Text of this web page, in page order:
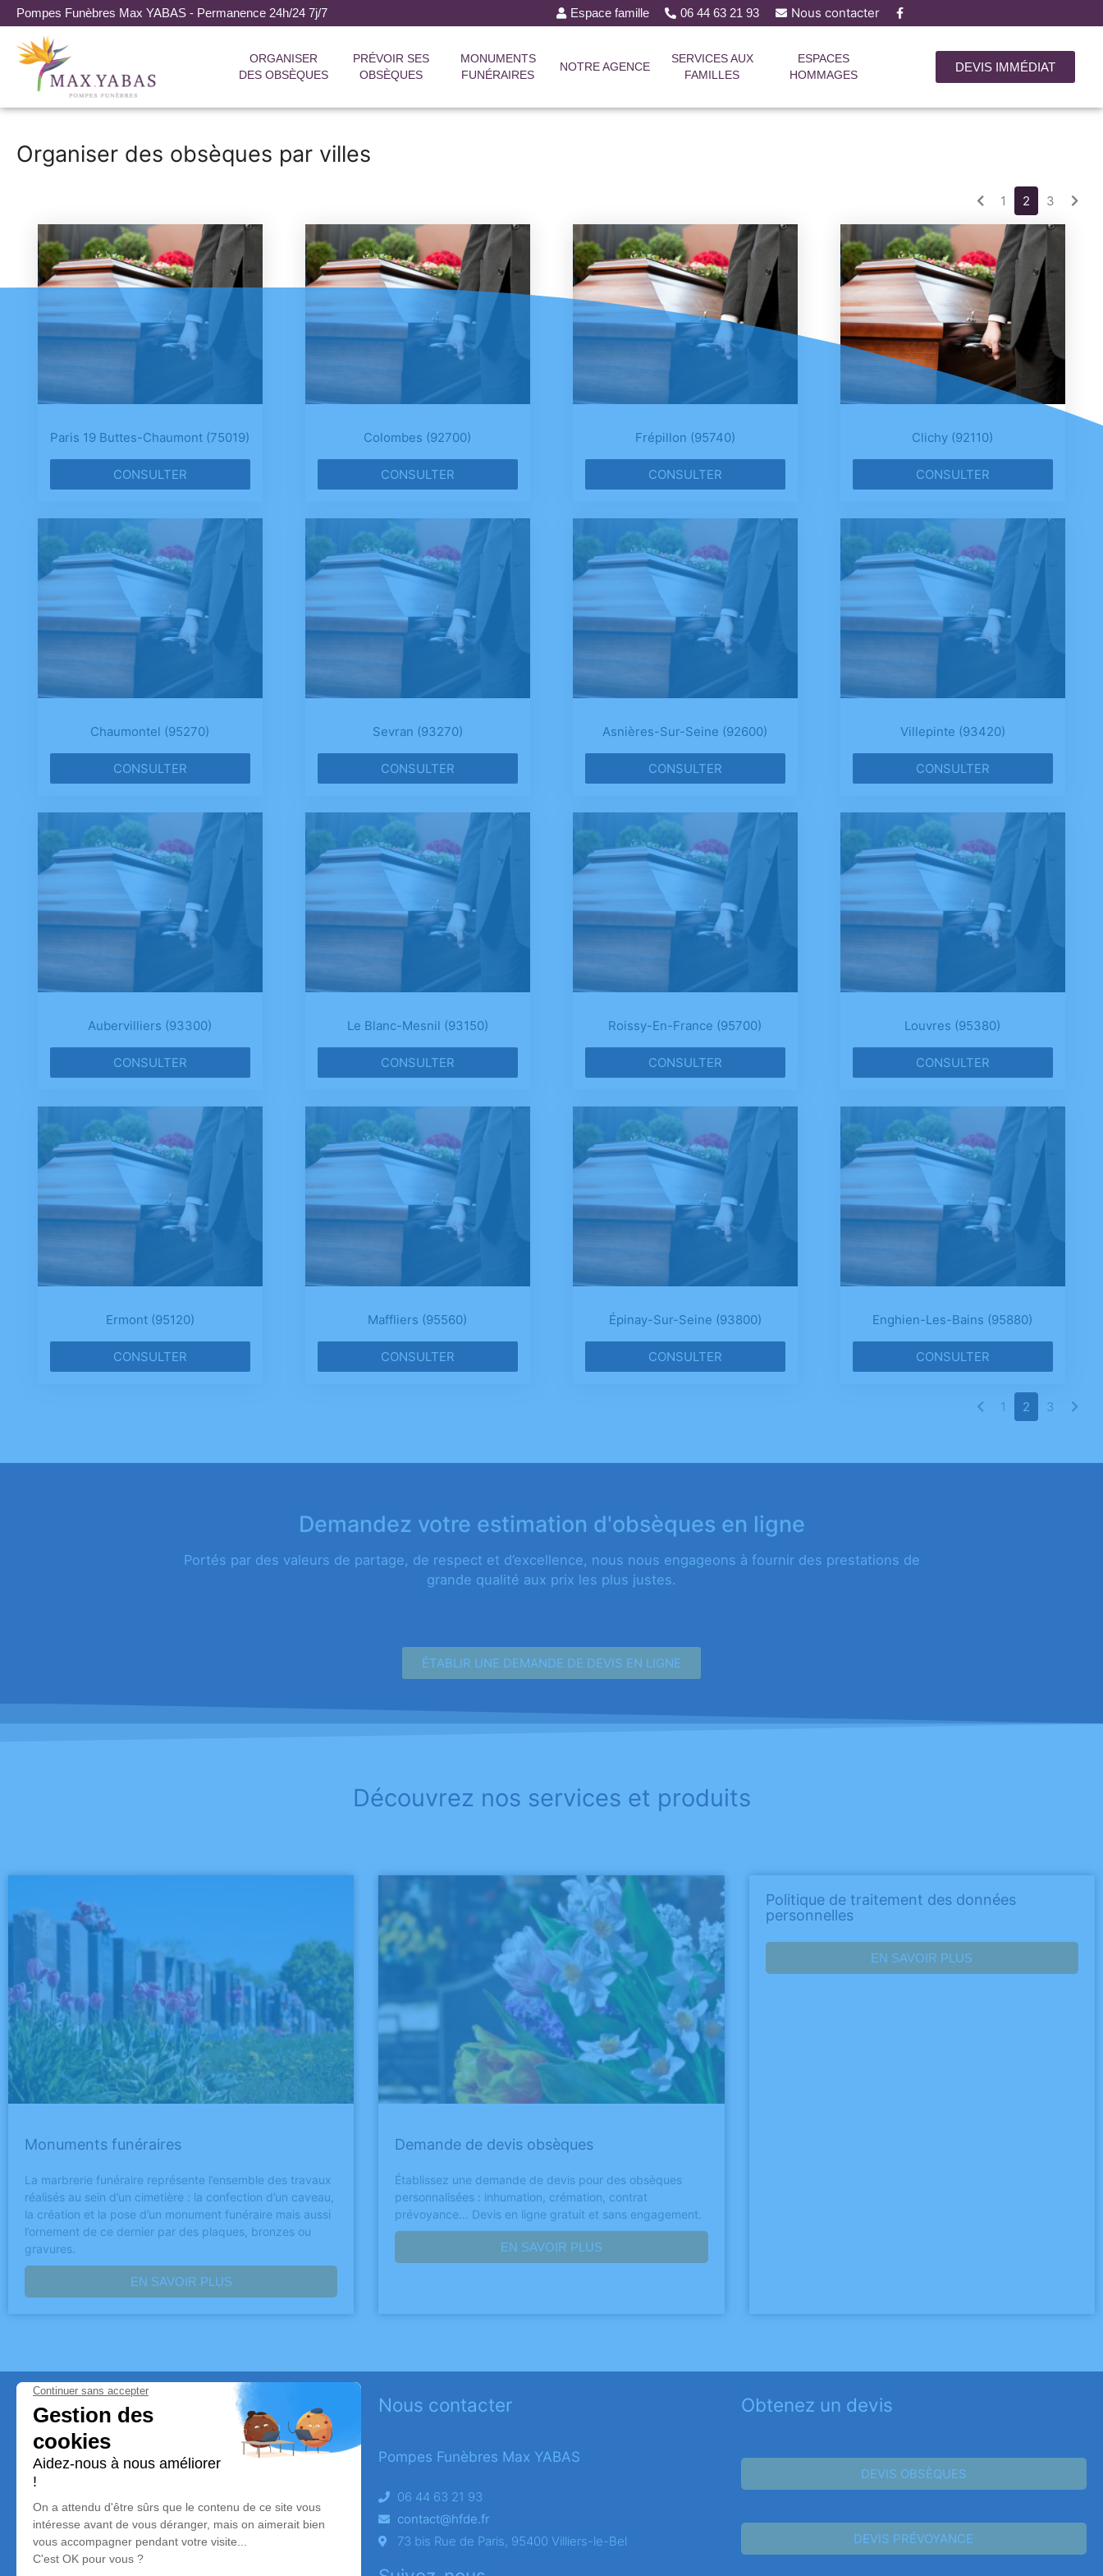
Pompes Funèbres Max YABAS - Permanence 24h/24 7j/7 Espace famille 06 44 63 21 93 Nous contacter
ORGANISER
DES OBSÈQUES
PRÉVOIR SES
OBSÈQUES
MONUMENTS
FUNÉRAIRES
NOTRE AGENCE
SERVICES AUX
FAMILLES
ESPACES
HOMMAGES
DEVIS IMMÉDIAT
Organiser des obsèques par villes
1 2 3
Paris 19 Buttes-Chaumont (75019)
CONSULTER
Colombes (92700)
CONSULTER
Frépillon (95740)
CONSULTER
Clichy (92110)
CONSULTER
Chaumontel (95270)
CONSULTER
Sevran (93270)
CONSULTER
Asnières-Sur-Seine (92600)
CONSULTER
Villepinte (93420)
CONSULTER
Aubervilliers (93300)
CONSULTER
Le Blanc-Mesnil (93150)
CONSULTER
Roissy-En-France (95700)
CONSULTER
Louvres (95380)
CONSULTER
Ermont (95120)
CONSULTER
Maffliers (95560)
CONSULTER
Épinay-Sur-Seine (93800)
CONSULTER
Enghien-Les-Bains (95880)
CONSULTER
1 2 3
Demandez votre estimation d'obsèques en ligne
Portés par des valeurs de partage, de respect et d’excellence, nous nous engageons à fournir des prestations de
grande qualité aux prix les plus justes.
ÉTABLIR UNE DEMANDE DE DEVIS EN LIGNE
Découvrez nos services et produits
Monuments funéraires
La marbrerie funéraire représente l’ensemble des travaux
réalisés au sein d’un cimetière : la confection d’un caveau,
la création et la pose d’un monument funéraire mais aussi
l’ornement de ce dernier par des plaques, bronzes ou
gravures.
EN SAVOIR PLUS
Demande de devis obsèques
Établissez une demande de devis pour des obsèques
personnalisées : inhumation, crémation, contrat
prévoyance… Devis en ligne gratuit et sans engagement.
EN SAVOIR PLUS
Politique de traitement des données
personnelles
EN SAVOIR PLUS
Qui sommes-nous ?
LesPompes Funèbres Max YABASvous accompagnent
pour organiser ou prévoir des obsèques dans le
à vos côtés et à votre écoute. Retrouvez-nous sur notre
agence de pompes funèbres àVilliers-le-Bel.Prise en
charge immédiate dans toute l’Île-de-France.
Nous contacter
Pompes Funèbres Max YABAS
06 44 63 21 93
contact@hfde.fr
73 bis Rue de Paris, 95400 Villiers-le-Bel
Obtenez un devis
DEVIS OBSÈQUES
DEVIS PRÉVOYANCE